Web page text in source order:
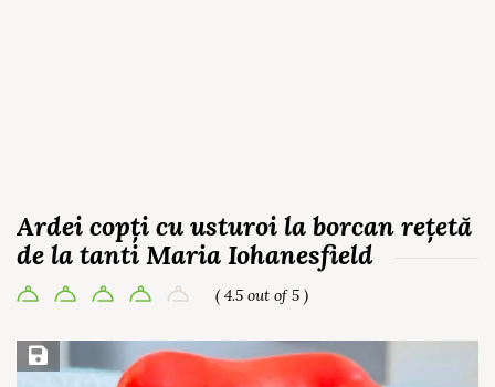
Ardei copți cu usturoi la borcan rețetă
de la tanti Maria Iohanesfield
( 4.5 out of 5 )
Save Recipe